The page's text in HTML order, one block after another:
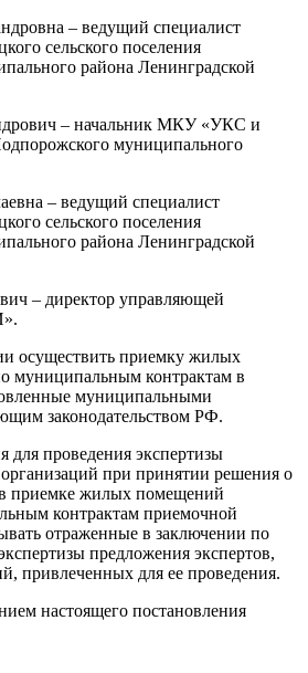
– ведущий специалист
сельского поселения
района Ленинградской
– начальник МКУ «УКС и
муниципального
– ведущий специалист
сельского поселения
района Ленинградской
– директор управляющей
осуществить приемку жилых
муниципальным контрактам в
муниципальными
законодательством РФ.
для проведения экспертизы
при принятии решения о
приемке жилых помещений
контрактам приемочной
отраженные в заключении по
предложения экспертов,
привлеченных для ее проведения.
настоящего постановления